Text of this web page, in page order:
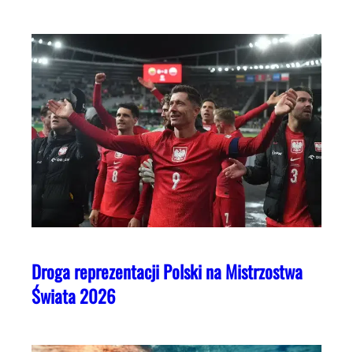
Droga reprezentacji Polski na Mistrzostwa
Świata 2026